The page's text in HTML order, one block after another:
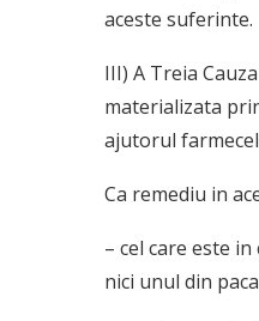
aceste suferinte.
III) A Treia
materializata
ajutorul
Ca remediu in
– cel care este
nici unul din